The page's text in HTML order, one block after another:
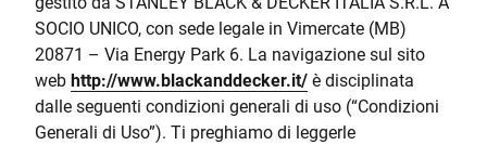
SOCIO UNICO, con sede legale in Vimercate (MB)
20871 – Via Energy Park 6. La navigazione sul sito
web http://www.blackanddecker.it/ è disciplinata
dalle seguenti condizioni generali di uso (“Condizioni
Generali di Uso”). Ti preghiamo di leggerle